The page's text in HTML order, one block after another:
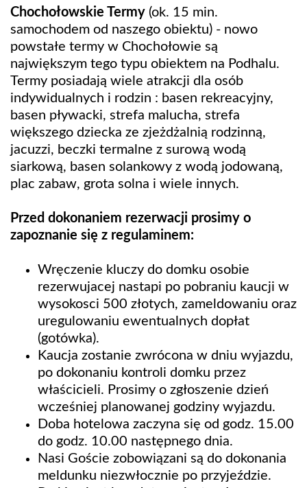
Chochołowskie Termy (ok. 15 min.
samochodem od naszego obiektu) - nowo
powstałe termy w Chochołowie są
największym tego typu obiektem na Podhalu.
Termy posiadają wiele atrakcji dla osób
indywidualnych i rodzin : basen rekreacyjny,
basen pływacki, strefa malucha, strefa
większego dziecka ze zjeżdżalnią rodzinną,
jacuzzi, beczki termalne z surową wodą
siarkową, basen solankowy z wodą jodowaną,
plac zabaw, grota solna i wiele innych.
Przed dokonaniem rezerwacji prosimy o
zapoznanie się z regulaminem:
Wręczenie kluczy do domku osobie
rezerwujacej nastapi po pobraniu kaucji w
wysokosci 500 złotych, zameldowaniu oraz
uregulowaniu ewentualnych dopłat
(gotówka).
Kaucja zostanie zwrócona w dniu wyjazdu,
po dokonaniu kontroli domku przez
właścicieli. Prosimy o zgłoszenie dzień
wcześniej planowanej godziny wyjazdu.
Doba hotelowa zaczyna się od godz. 15.00
do godz. 10.00 następnego dnia.
Nasi Goście zobowiązani są do dokonania
meldunku niezwłocznie po przyjeździe.